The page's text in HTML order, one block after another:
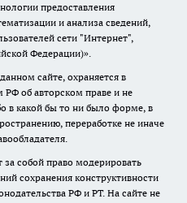
предоставления
и анализа сведений,
сети "Интернет",
Федерации)».
сайте, охраняется в
РФ об авторском праве и не
в какой бы то ни было форме, в
переработке не иначе
собой право модерировать
сохранения конструктивности
РФ и РТ. На сайте не